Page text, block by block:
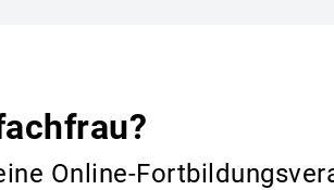
Online-